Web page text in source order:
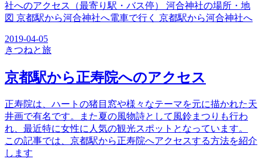
社へのアクセス（最寄り駅・バス停） 河合神社の場所・地
図 京都駅から河合神社へ電車で行く 京都駅から河合神社へ
2019-04-05
きつねと旅
京都駅から正寿院へのアクセス
正寿院は、ハートの猪目窓や様々なテーマを元に描かれた天
井画で有名です。また夏の風物詩として風鈴まつりも行わ
れ、最近特に女性に人気の観光スポットとなっています。
この記事では、京都駅から正寿院へアクセスする方法を紹介
します